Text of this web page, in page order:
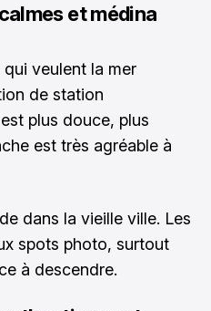
et médina
qui veulent la mer
de station
plus douce, plus
est très agréable à
dans la vieille ville. Les
spots photo, surtout
à descendre.